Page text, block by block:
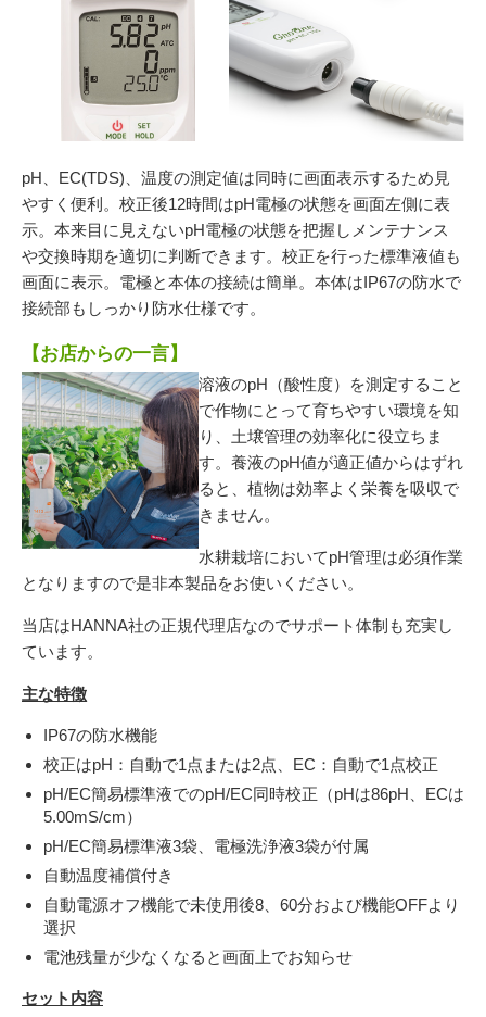
pH、EC(TDS)、温度の測定値は同時に画面表示するため見
やすく便利。 校正後12時間はpH電極の状態を画面左側に表
示。本来目に見えないpH電極の状態を把握しメンテナンス
や交換時期を適切に判断できます。校正を行った標準液値も
画面に表示。 電極と本体の接続は簡単。本体はIP67の防水で
接続部もしっかり防水仕様です。
【お店からの一言】
溶液のpH （酸性度）を測定すること
で作物にとって育ちやすい環境を知
り、土壌管理の効率化に役立ちま
す。養液のpH値が適正値からはずれ
ると、植物は効率よく栄養を吸収で
きません。
水耕栽培においてpH管理は必須作業
となりますので是非本製品をお使いください。
当店はHANNA社の正規代理店なのでサポート体制も充実し
ています。
主な特徴
IP67の防水機能
校正はpH ：自動で1点または2点、 EC ：自動で1点校正
pH/EC簡易標準液でのpH/EC同時校正（pHは86pH ECは
5.00mS/cm）
pH/EC簡易標準液3袋、電極洗浄液3袋が付属
自動温度補償付き
自動電源オフ機能で未使用後8、60分および機能OFFより
選択
電池残量が少なくなると画面上でお知らせ
セット内容